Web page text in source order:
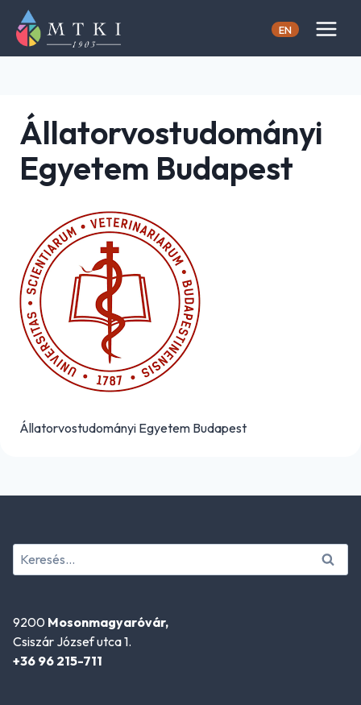
content
EN
Állatorvostudományi
Egyetem Budapest
Állatorvostudományi Egyetem Budapest
Keresés:
9200 Mosonmagyaróvár,
Csiszár József utca 1.
+36 96 215-711